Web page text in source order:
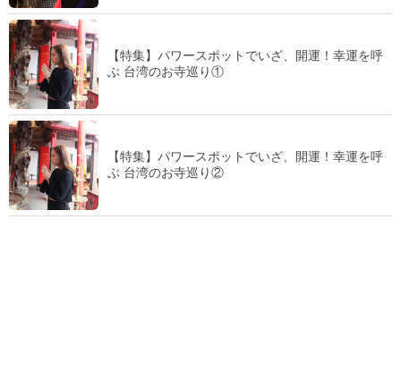
【特集】パワースポットでいざ、開運！幸運を呼
ぶ 台湾のお寺巡り①
【特集】パワースポットでいざ、開運！幸運を呼
ぶ 台湾のお寺巡り②